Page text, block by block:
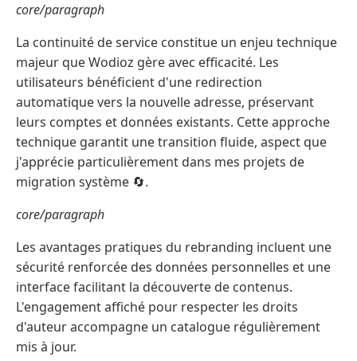
core/paragraph
La continuité de service constitue un enjeu technique
majeur que Wodioz gère avec efficacité. Les
utilisateurs bénéficient d'une redirection
automatique vers la nouvelle adresse, préservant
leurs comptes et données existants. Cette approche
technique garantit une transition fluide, aspect que
j'apprécie particulièrement dans mes projets de
migration système 🔄.
core/paragraph
Les avantages pratiques du rebranding incluent une
sécurité renforcée des données personnelles et une
interface facilitant la découverte de contenus.
L'engagement affiché pour respecter les droits
d'auteur accompagne un catalogue régulièrement
mis à jour.